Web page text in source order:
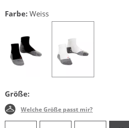
Farbe: Weiss
Größe:
Welche Größe passt mir?